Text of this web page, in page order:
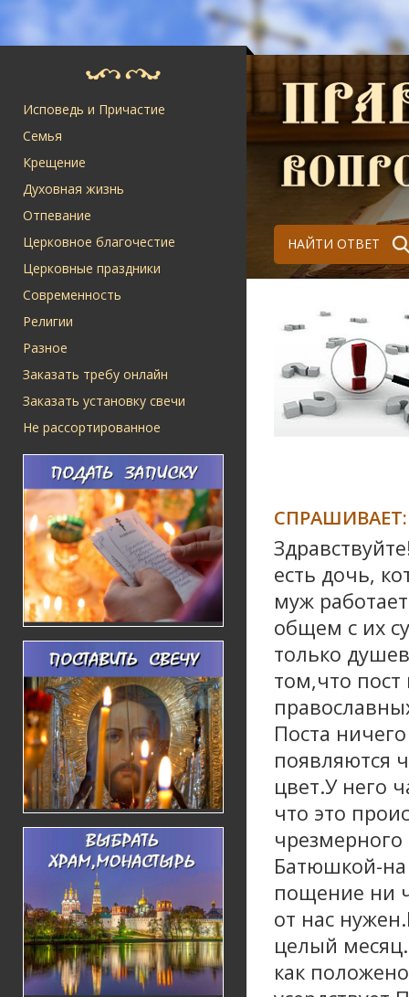
Исповедь и Причастие
Семья
Крещение
Духовная жизнь
Отпевание
Церковное благочестие
Церковные праздники
Современность
Религии
Разное
Заказать требу онлайн
Заказать установку свечи
Не рассортированное
НАЙТИ ОТВЕТ
СПРАШИВАЕТ:
есть дочь,
муж
общем с их
только
том,что пост
Поста
появляются
цвет.У него
что это
Батюшкой-на
пощение ни
от нас
целый
как